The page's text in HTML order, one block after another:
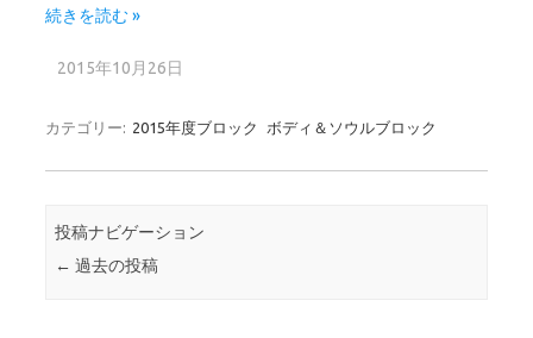
続きを読む »
2015年10月26日
カテゴリー: 2015年度ブロック ボディ＆ソウルブロック
投稿ナビゲーション
← 過去の投稿